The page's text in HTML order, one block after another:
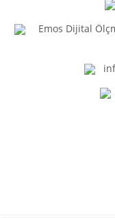
Emos Dijital